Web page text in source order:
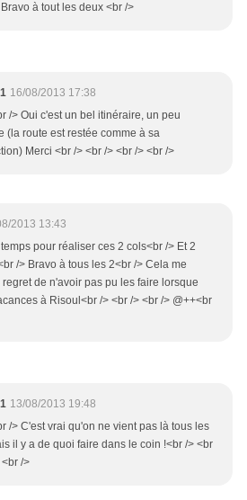
à tout les deux <br />
16/08/2013 17:38
/> Oui c'est un bel itinéraire, un peu
(la route est restée comme à sa
Merci <br /> <br /> <br /> <br />
2013 13:43
pour réaliser ces 2 cols<br /> Et 2
/> Bravo à tous les 2<br /> Cela me
de n'avoir pas pu les faire lorsque
à Risoul<br /> <br /> <br /> @++<br
13/08/2013 19:48
/> C'est vrai qu'on ne vient pas là tous les
il y a de quoi faire dans le coin !<br /> <br
/>